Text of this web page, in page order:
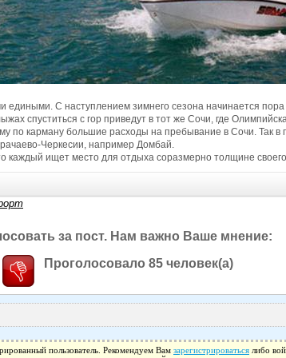
С наступлением зимнего сезона начинается пора
спуститься с гор приведут в тот же Сочи, где
по карману большие расходы на пребывание в Сочи. Так
Черкесии, например Домбай.
каждый ищет место для отдыха соразмерно толщине
за пост. Нам важно Ваше мнение:
Проголосовало 85 человек(а)
пользователь. Рекомендуем Вам зарегистрироваться либо